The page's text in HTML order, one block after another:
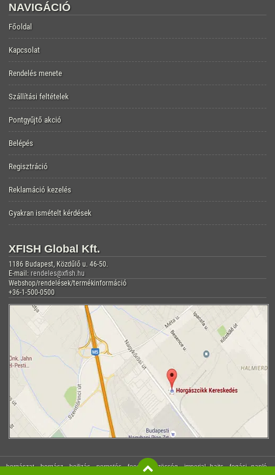
NAVIGÁCIÓ
Főoldal
Kapcsolat
Rendelés menete
Szállítási feltételek
Pontgyűjtő akció
Belépés
Regisztráció
Reklamáció kezelés
Gyakran ismételt kérdések
XFISH Global Kft.
1186 Budapest, Közdűlő u. 46-50.
E-mail: rendeles@xfish.hu
Webshop/rendelések/termékinformáció
+36-1-500-0500
horgászat, horgász, bojlizás, pergetés, feeder, közösség, imperial baits, fogási napló,
apróhirdetés, horgász videó, horgász webáruház, horgász webshop, online horgászbolt,